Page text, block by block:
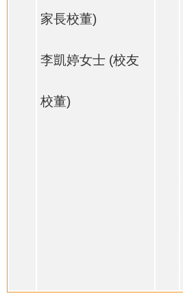
家長校董)
李凱婷女士 (校友
校董)